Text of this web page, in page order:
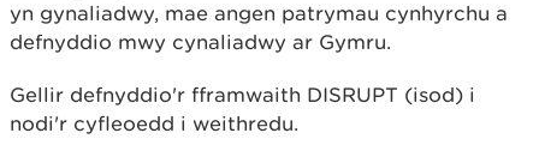
yn gynaliadwy, mae angen patrymau cynhyrchu a
defnyddio mwy cynaliadwy ar Gymru.
Gellir defnyddio'r fframwaith DISRUPT (isod) i
nodi'r cyfleoedd i weithredu.